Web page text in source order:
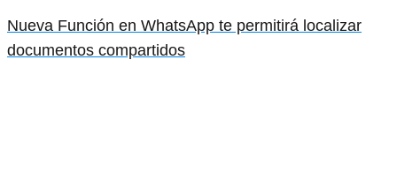
Nueva Función en WhatsApp te permitirá localizar
documentos compartidos